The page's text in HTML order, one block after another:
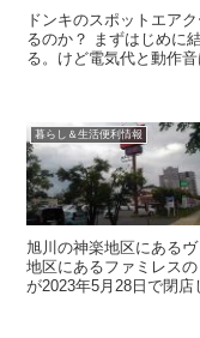
ドンキのスポットエア
るのか？ まずはじめに
る。けど電気代と動作
暮らし＆生活便利情報
旭川の神楽地区にある
地区にあるファミレス
が2023年5月28日で閉